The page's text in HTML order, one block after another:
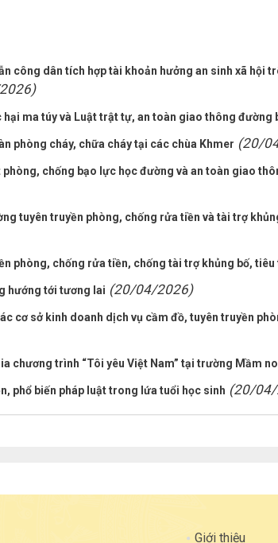
công dân tích hợp tài khoản hưởng an sinh xã hội
ma túy và Luật trật tự, an toàn giao thông đường
phòng cháy, chữa cháy tại các chùa Khmer (20/
chống bạo lực học đường và an toàn giao
tuyên truyền phòng, chống rửa tiền và tài trợ
phòng, chống rửa tiền, chống tài trợ khủng bố, tiêu
hướng tới tương lai (20/04/2026)
cơ sở kinh doanh dịch vụ cầm đồ, tuyên truyền
chương trình “Tôi yêu Việt Nam” tại trường Mầm
phổ biến pháp luật trong lứa tuổi học sinh (20/
Giới thiệu